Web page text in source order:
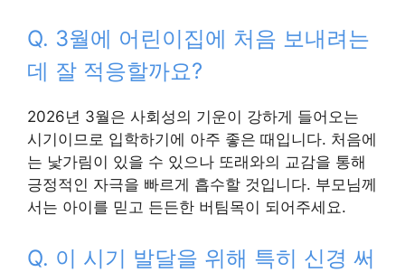
Q. 3월에 어린이집에 처음 보내려는
데 잘 적응할까요?
2026년 3월은 사회성의 기운이 강하게 들어오는
시기이므로 입학하기에 아주 좋은 때입니다. 처음에
는 낯가림이 있을 수 있으나 또래와의 교감을 통해
긍정적인 자극을 빠르게 흡수할 것입니다. 부모님께
서는 아이를 믿고 든든한 버팀목이 되어주세요.
Q. 이 시기 발달을 위해 특히 신경 써